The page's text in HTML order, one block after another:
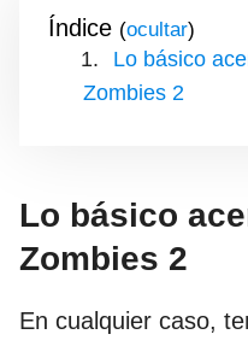
Índice ( )
Lo básico
Zombies 2
Lo básico
Zombies 2
En cualquier caso,